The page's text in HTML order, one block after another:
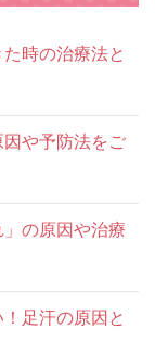
時の治療法と
や予防法をご
の原因や治療
足汗の原因と